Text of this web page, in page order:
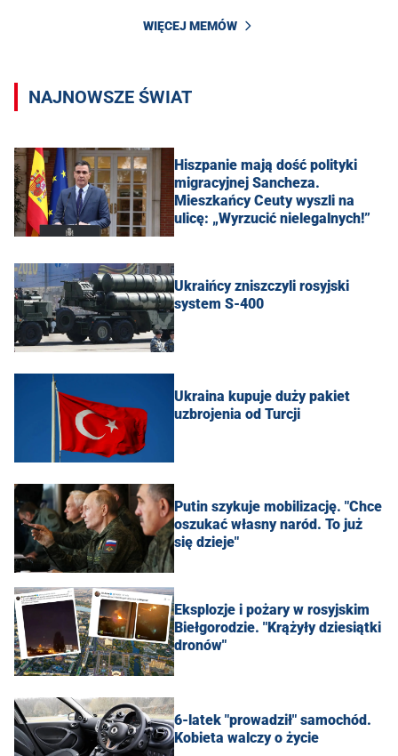
WIĘCEJ MEMÓW
NAJNOWSZE ŚWIAT
Hiszpanie mają dość polityki
migracyjnej Sancheza.
Mieszkańcy Ceuty wyszli na
ulicę: „Wyrzucić nielegalnych!”
Ukraińcy zniszczyli rosyjski
system S-400
Ukraina kupuje duży pakiet
uzbrojenia od Turcji
Putin szykuje mobilizację. "Chce
oszukać własny naród. To już
się dzieje"
Eksplozje i pożary w rosyjskim
Biełgorodzie. "Krążyły dziesiątki
dronów"
6-latek "prowadził" samochód.
Kobieta walczy o życie